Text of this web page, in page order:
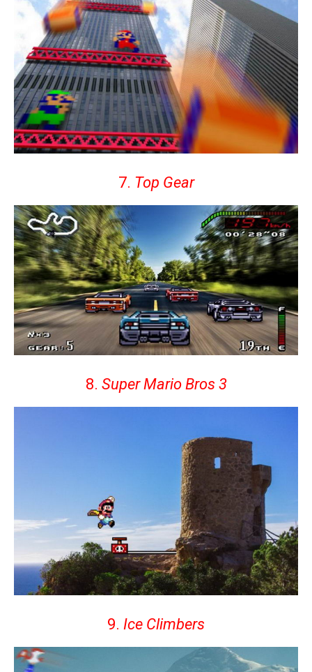
7. Top Gear
8. Super Mario Bros 3
9. Ice Climbers